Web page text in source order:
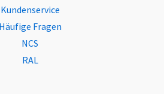
Kundenservice
Häufige Fragen
NCS
RAL